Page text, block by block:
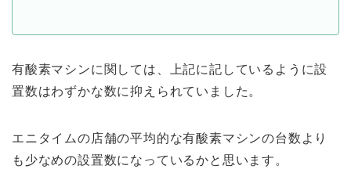
有酸素マシンに関しては、上記に記しているように設
置数はわずかな数に抑えられていました。
エニタイムの店舗の平均的な有酸素マシンの台数より
も少なめの設置数になっているかと思います。